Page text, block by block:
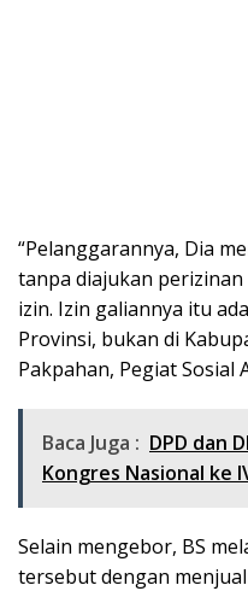
“Pelanggarannya, Dia
tanpa diajukan perizinan
izin. Izin galiannya itu
Provinsi, bukan di
Pakpahan, Pegiat Sosial
Baca Juga : DPD dan
Kongres Nasional ke
Selain mengebor, BS
tersebut dengan